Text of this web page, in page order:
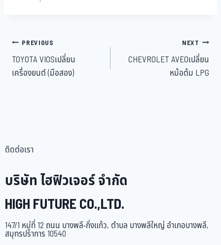
PREVIOUS
TOYOTA VIOSเปลี่ยน
เครื่องยนต์ (มือสอง)
NEXT
CHEVROLET AVEOเปลี่ยน
หม้อต้ม LPG
ติดต่อเรา
บริษัท ไฮฟิวเจอร์ จำกัด
HIGH FUTURE CO.,LTD.
147/1 หมู่ที่ 12 ถนน บางพลี-กิ่งแก้ว, ตำบล บางพลีใหญ่ อำเภอบางพลี,
สมุทรปราการ 10540